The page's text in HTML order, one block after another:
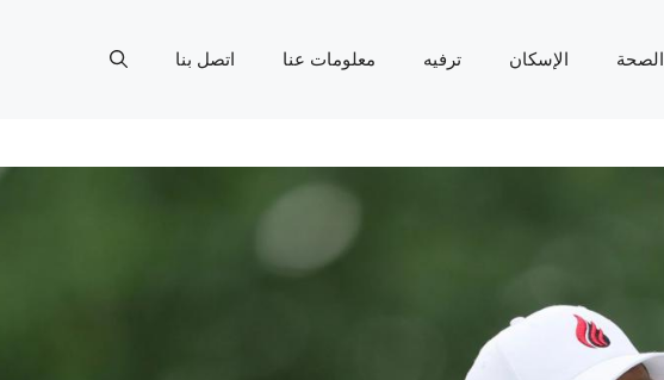
الصحة الإسكان ترفيه معلومات عنا اتصل بنا